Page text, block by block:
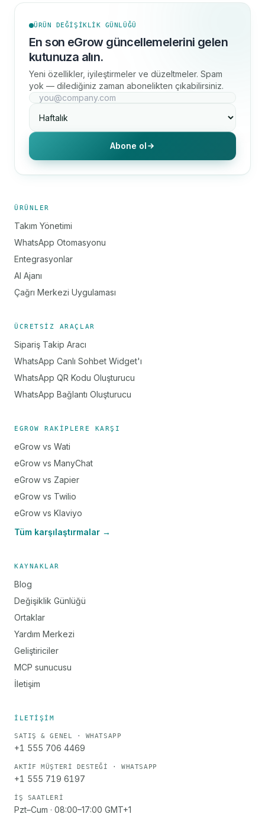
ÜRÜN DEĞIŞIKLIK GÜNLÜĞÜ
En son eGrow güncellemelerini gelen
kutunuza alın.
Yeni özellikler, iyileştirmeler ve düzeltmeler. Spam
yok — dilediğiniz zaman abonelikten çıkabilirsiniz.
Abone ol
ÜRÜNLER
Takım Yönetimi
WhatsApp Otomasyonu
Entegrasyonlar
AI Ajanı
Çağrı Merkezi Uygulaması
ÜCRETSIZ ARAÇLAR
Sipariş Takip Aracı
WhatsApp Canlı Sohbet Widget'ı
WhatsApp QR Kodu Oluşturucu
WhatsApp Bağlantı Oluşturucu
EGROW RAKIPLERE KARŞI
eGrow vs Wati
eGrow vs ManyChat
eGrow vs Zapier
eGrow vs Twilio
eGrow vs Klaviyo
Tüm karşılaştırmalar →
KAYNAKLAR
Blog
Değişiklik Günlüğü
Ortaklar
Yardım Merkezi
Geliştiriciler
MCP sunucusu
İletişim
İLETIŞIM
SATIŞ & GENEL · WHATSAPP
+1 555 706 4469
AKTIF MÜŞTERI DESTEĞI · WHATSAPP
+1 555 719 6197
İŞ SAATLERI
Pzt–Cum · 08:00–17:00 GMT+1